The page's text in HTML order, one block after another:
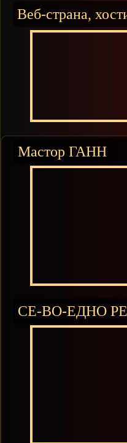
Веб-страна,
Мастор ГАНН
СЕ-ВО-ЕДНО